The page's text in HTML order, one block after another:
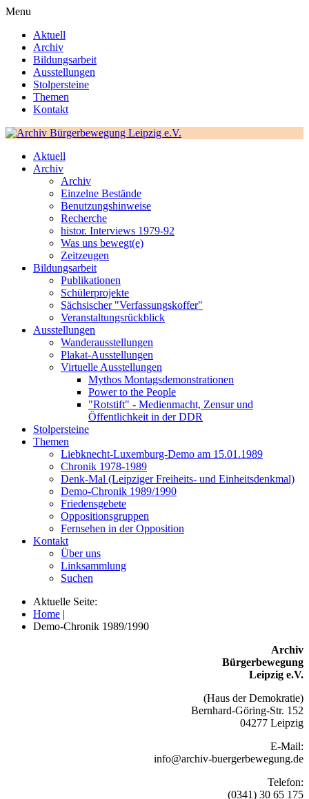
Menu
Aktuell
Archiv
Bildungsarbeit
Ausstellungen
Stolpersteine
Themen
Kontakt
Aktuell
Archiv
Archiv
Einzelne Bestände
Benutzungshinweise
Recherche
histor. Interviews 1979-92
Was uns bewegt(e)
Zeitzeugen
Bildungsarbeit
Publikationen
Schülerprojekte
Sächsischer "Verfassungskoffer"
Veranstaltungsrückblick
Ausstellungen
Wanderausstellungen
Plakat-Ausstellungen
Virtuelle Ausstellungen
Mythos Montagsdemonstrationen
Power to the People
"Rotstift" - Medienmacht, Zensur und
Öffentlichkeit in der DDR
Stolpersteine
Themen
Liebknecht-Luxemburg-Demo am 15.01.1989
Chronik 1978-1989
Denk-Mal (Leipziger Freiheits- und Einheitsdenkmal)
Demo-Chronik 1989/1990
Friedensgebete
Oppositionsgruppen
Fernsehen in der Opposition
Kontakt
Über uns
Linksammlung
Suchen
Aktuelle Seite:
Home |
Demo-Chronik 1989/1990
Archiv
Bürgerbewegung
Leipzig e.V.
(Haus der Demokratie)
Bernhard-Göring-Str. 152
04277 Leipzig
E-Mail:
info@archiv-buergerbewegung.de
Telefon:
(0341) 30 65 175